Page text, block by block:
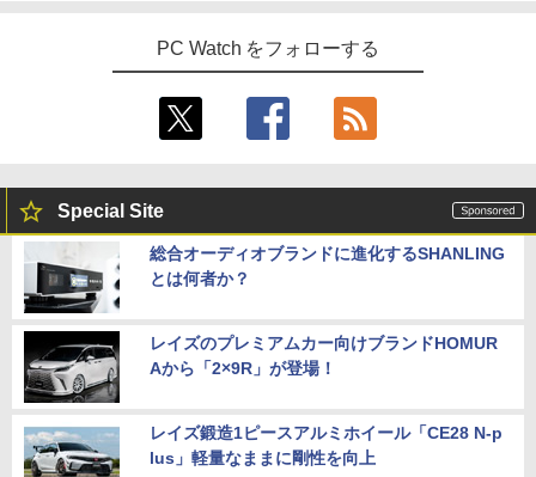
PC Watch をフォローする
Special Site
総合オーディオブランドに進化するSHANLING
とは何者か？
レイズのプレミアムカー向けブランドHOMUR
Aから「2×9R」が登場！
レイズ鍛造1ピースアルミホイール「CE28 N-p
lus」軽量なままに剛性を向上